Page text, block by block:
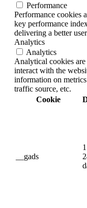
Performance
Performance cookies
key performance
delivering a better
Analytics
Analytics
Analytical cookies
interact with the
information on
traffic source, etc.
Cookie
__gads